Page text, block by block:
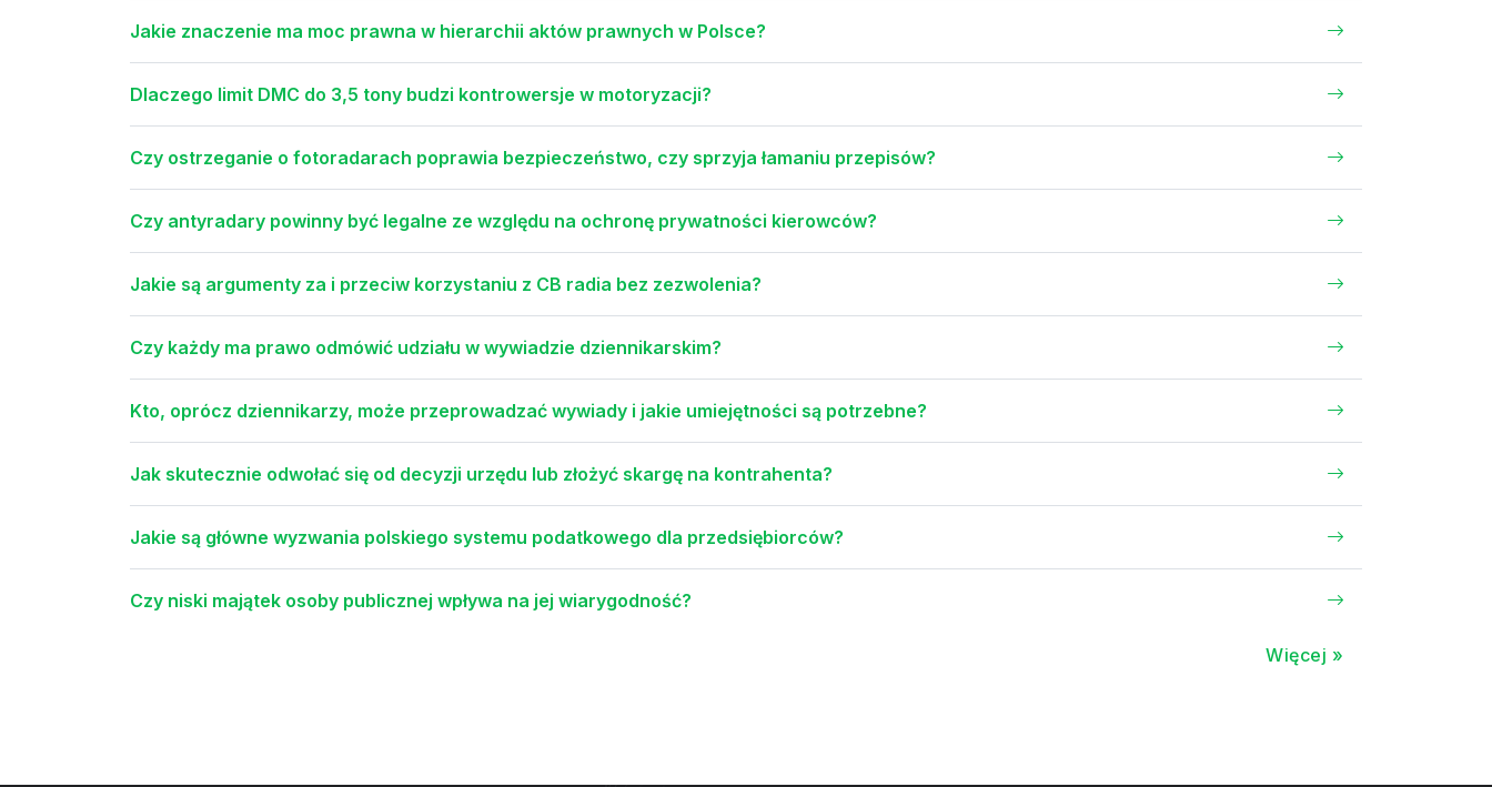
Jakie znaczenie ma moc prawna w hierarchii aktów prawnych w Polsce?
Dlaczego limit DMC do 3,5 tony budzi kontrowersje w motoryzacji?
Czy ostrzeganie o fotoradarach poprawia bezpieczeństwo, czy sprzyja łamaniu przepisów?
Czy antyradary powinny być legalne ze względu na ochronę prywatności kierowców?
Jakie są argumenty za i przeciw korzystaniu z CB radia bez zezwolenia?
Czy każdy ma prawo odmówić udziału w wywiadzie dziennikarskim?
Kto, oprócz dziennikarzy, może przeprowadzać wywiady i jakie umiejętności są potrzebne?
Jak skutecznie odwołać się od decyzji urzędu lub złożyć skargę na kontrahenta?
Jakie są główne wyzwania polskiego systemu podatkowego dla przedsiębiorców?
Czy niski majątek osoby publicznej wpływa na jej wiarygodność?
Więcej »